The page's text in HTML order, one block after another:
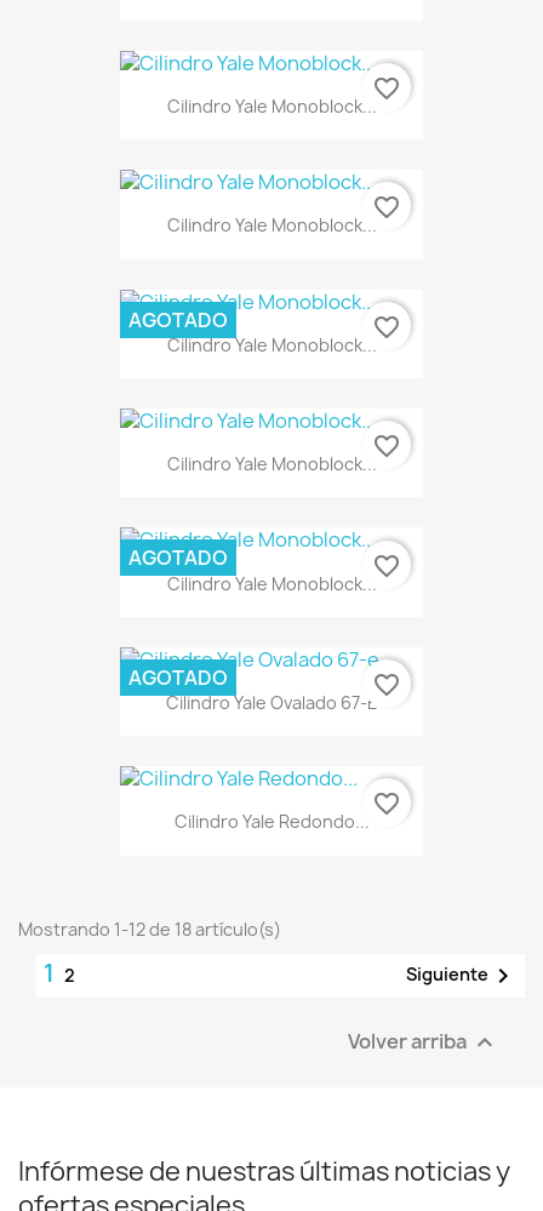
Cilindro Yale Monoblock...
favorite_border
Cilindro Yale Monoblock...
favorite_border
Cilindro Yale Monoblock...
AGOTADO favorite_border
Cilindro Yale Monoblock...
favorite_border
Cilindro Yale Monoblock...
AGOTADO favorite_border
Cilindro Yale Ovalado 67-E
AGOTADO favorite_border
Cilindro Yale Redondo...
favorite_border
Mostrando 1-12 de 18 artículo(s)
1 2 Siguiente 
Volver arriba 
Infórmese de nuestras últimas noticias y